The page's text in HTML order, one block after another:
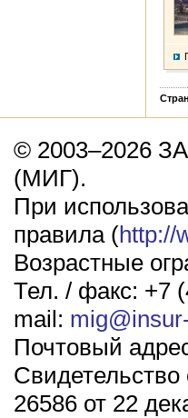
© 2003–2026
(МИГ).
При
правила (http://
Возрастные
Тел. / факс: +7
mail:
Почтовый
26586 от 22